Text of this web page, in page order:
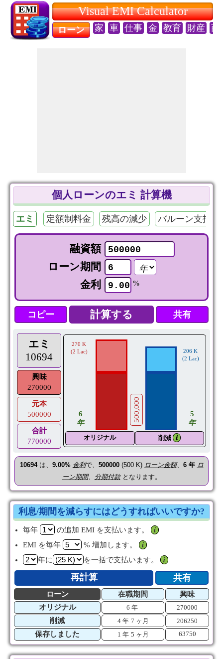
Visual EMI Calculator
ローン 家 車 仕事 金 教育 財産 商
個人ローンのエミ 計算機
エミ 定額制料金 残高の減少 バルーン支払い
融資額
ローン期間
金利
%
コピー 共有
エミ
10694
興味
270000
元本
500000
合計
770000
270 K
(2 Lac)
6
年
500,000
206 K
(2 Lac)
5
年
オリジナル 削減 𝒊
10694は、 9.00% 金利で、 500000(500 K) ローン金額、 6 年 ロ
ーン期間、 分期付款となります。
利息/期間を減らすにはどうすればいいですか?
毎年 の追加 EMI を支払います。
𝒊
EMI を毎年
% 増加します。
𝒊
年に
を一括で支払います。 𝒊
再計算 共有
ローン 在職期間
興味
オリジナル
6 年 270000
削減 4 年 7 ヶ月 206250
保存しました 1 年 5 ヶ月 63750